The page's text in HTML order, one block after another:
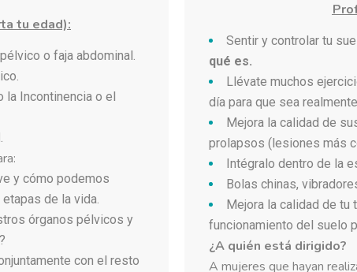
tu edad):
o faja abdominal.
la Incontinencia o el
y cómo podemos
de la vida.
órganos pélvicos y
con el resto
Sentir y controlar tu
qué es.
Llévate muchos
día para que sea
Mejora la calidad de
prolapsos (lesiones más
Intégralo dentro de la
Bolas chinas,
Mejora la calidad de tu
funcionamiento del suelo
¿A quién está dirigido?
A mujeres que hayan